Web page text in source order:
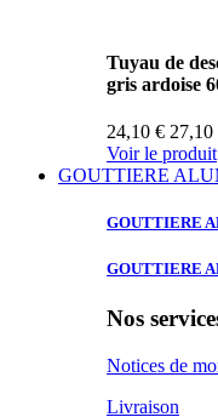
Tuyau de
gris ardoise
24,10 € 27,10
Voir le produit
GOUTTIERE
GOUTTIERE
GOUTTIERE
Nos
Notices de
Livraison